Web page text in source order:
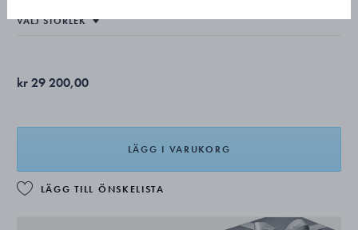
kr 29 200,00
LÄGG I VARUKORG
LÄGG TILL ÖNSKELISTA